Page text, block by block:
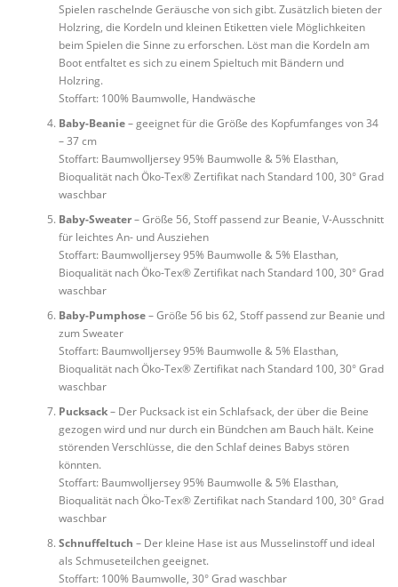
Spielen raschelnde Geräusche von sich gibt. Zusätzlich bieten der
Holzring, die Kordeln und kleinen Etiketten viele Möglichkeiten
beim Spielen die Sinne zu erforschen. Löst man die Kordeln am
Boot entfaltet es sich zu einem Spieltuch mit Bändern und
Holzring.
Stoffart: 100% Baumwolle, Handwäsche
Baby-Beanie– geeignet für die Größe des Kopfumfanges von 34
– 37 cm
Stoffart: Baumwolljersey 95% Baumwolle & 5% Elasthan,
Bioqualität nach Öko-Tex® Zertifikat nach Standard 100, 30° Grad
waschbar
Baby-Sweater– Größe 56, Stoff passend zur Beanie, V-Ausschnitt
für leichtes An- und Ausziehen
Stoffart: Baumwolljersey 95% Baumwolle & 5% Elasthan,
Bioqualität nach Öko-Tex® Zertifikat nach Standard 100, 30° Grad
waschbar
Baby-Pumphose– Größe 56 bis 62, Stoff passend zur Beanie und
zum Sweater
Stoffart: Baumwolljersey 95% Baumwolle & 5% Elasthan,
Bioqualität nach Öko-Tex® Zertifikat nach Standard 100, 30° Grad
waschbar
Pucksack– Der Pucksack ist ein Schlafsack, der über die Beine
gezogen wird und nur durch ein Bündchen am Bauch hält. Keine
störenden Verschlüsse, die den Schlaf deines Babys stören
könnten.
Stoffart: Baumwolljersey 95% Baumwolle & 5% Elasthan,
Bioqualität nach Öko-Tex® Zertifikat nach Standard 100, 30° Grad
waschbar
Schnuffeltuch – Der kleine Hase ist aus Musselinstoff und ideal
als Schmuseteilchen geeignet.
Stoffart: 100% Baumwolle, 30° Grad waschbar